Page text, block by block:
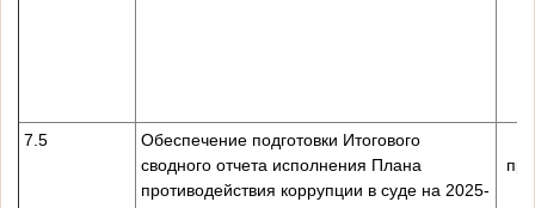
7.5
Обеспечение подготовки Итогового
сводного отчета исполнения Плана
противодействия коррупции в суде на 2025-